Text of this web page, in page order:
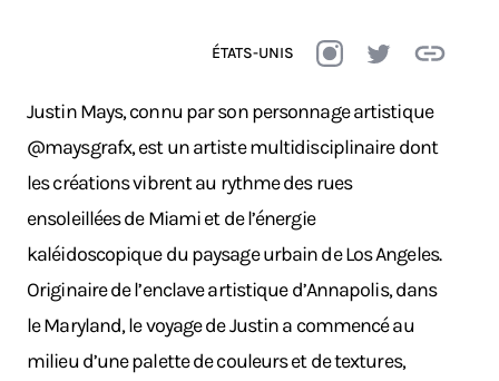
ÉTATS-UNIS
Justin Mays, connu par son personnage artistique
@maysgrafx, est un artiste multidisciplinaire dont
les créations vibrent au rythme des rues
ensoleillées de Miami et de l’énergie
kaléidoscopique du paysage urbain de Los Angeles.
Originaire de l’enclave artistique d’Annapolis, dans
le Maryland, le voyage de Justin a commencé au
milieu d’une palette de couleurs et de textures,